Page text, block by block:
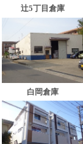
辻5丁目倉庫
白岡倉庫